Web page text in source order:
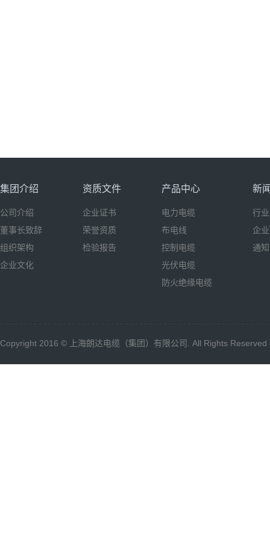
集团介绍
公司介绍
董事长致辞
组织架构
企业文化
资质文件
企业证书
荣誉资质
检验报告
产品中心
电力电缆
布电线
控制电缆
光伏电缆
防火绝缘电缆
新
行
企
通
Copyright 2016 © 上海朗达电缆（集团）有限公司. All Rights